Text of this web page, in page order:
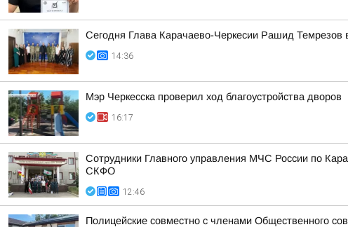
Сегодня Глава Карачаево-Черкесии Рашид
14:36
Мэр Черкесска проверил ход благоустройства дворов
16:17
Сотрудники Главного управления МЧС России по
СКФО
12:46
Полицейские совместно с членами Общественного